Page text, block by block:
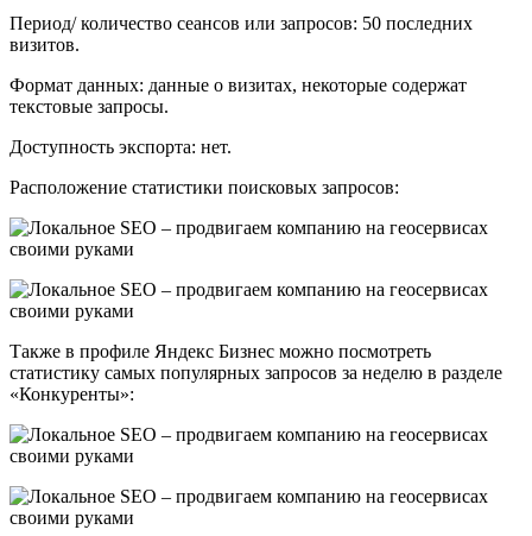
Период/ количество сеансов или запросов: 50 последних
визитов.
Формат данных: данные о визитах, некоторые содержат
текстовые запросы.
Доступность экспорта: нет.
Расположение статистики поисковых запросов:
Также в профиле Яндекс Бизнес можно посмотреть
статистику самых популярных запросов за неделю в разделе
«Конкуренты»: